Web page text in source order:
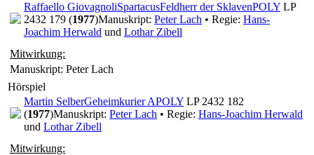
Raffaello GiovagnoliSpartacusFeldherr der SklavenPOLY LP
2432 179 (1977)Manuskript: Peter Lach • Regie: Hans-
Joachim Herwald und Lothar Zibell
Mitwirkung:
Manuskript: Peter Lach
Hörspiel
Martin SelberGeheimkurier APOLY LP 2432 182
(1977)Manuskript: Peter Lach • Regie: Hans-Joachim Herwald
und Lothar Zibell
Mitwirkung: